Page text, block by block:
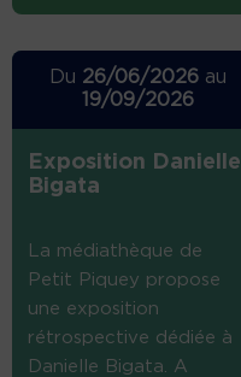
Du 26/06/2026 au
19/09/2026
Exposition Danielle
Bigata
La médiathèque de
Petit Piquey propose
une exposition
rétrospective dédiée à
Danielle Bigata. A